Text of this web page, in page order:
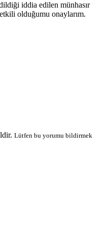
iddia edilen münhasır
olduğumu onaylarım.
Lütfen bu yorumu bildirmek